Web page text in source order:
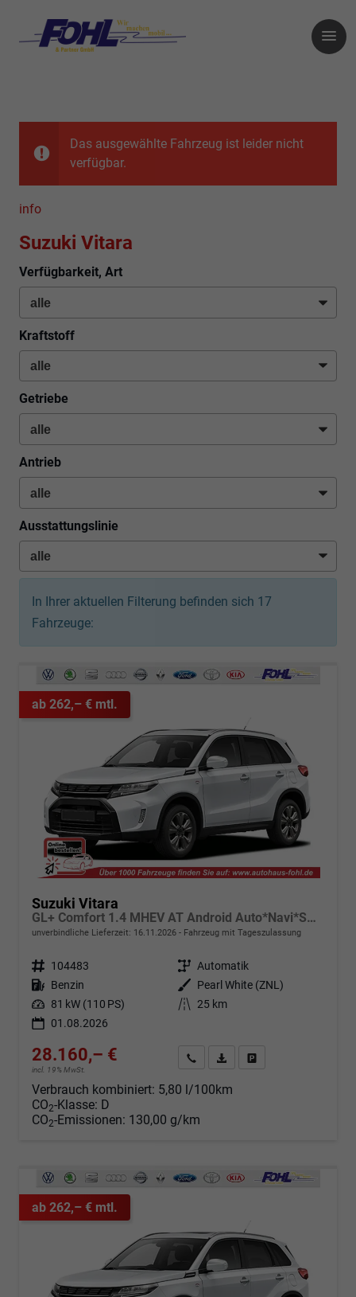
Das ausgewählte Fahrzeug ist leider nicht
verfügbar.
info
Suzuki Vitara
Verfügbarkeit, Art
Kraftstoff
Getriebe
Antrieb
Ausstattungslinie
In Ihrer aktuellen Filterung befinden sich 17
Fahrzeuge:
ab 262,– € mtl.
Suzuki Vitara
GL+ Comfort 1.4 MHEV AT Android Auto*Navi*SHZ*ACC*Kamera*Klimauto*LED*PrivacyGlas
unverbindliche Lieferzeit: 16.11.2026 Fahrzeug mit Tageszulassung
Fahrzeugnr. 104483 Getriebe Automatik
Kraftstoff Benzin Außenfarbe
Pearl White (ZNL)
Leistung 81 kW (110 PS) Kilometerstand 25 km
01.08.2026
28.160,– €
incl. 19% MwSt.
Angebot anfordern
Fahrzeugexpose (PDF)
Verbrauch kombiniert: 5,80 l/100km
CO2-Klasse: D
CO2-Emissionen: 130,00 g/km
ab 262,– € mtl.